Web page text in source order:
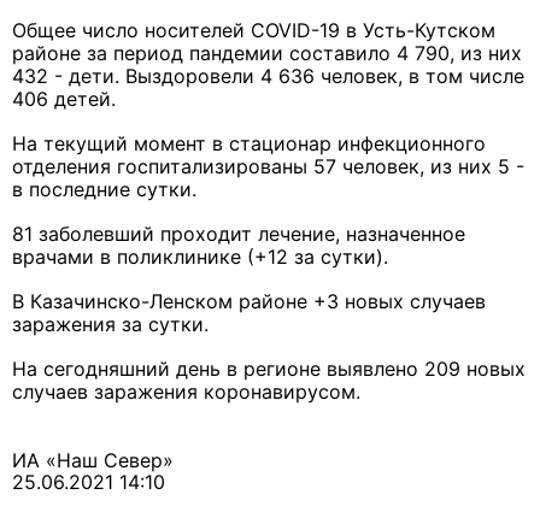
Общее число носителей СOVID-19 в Усть-Кутском
районе за период пандемии составило 4 790, из них
432 - дети. Выздоровели 4 636 человек, в том числе
406 детей.
На текущий момент в стационар инфекционного
отделения госпитализированы 57 человек, из них 5 -
в последние сутки.
81 заболевший проходит лечение, назначенное
врачами в поликлинике (+12 за сутки).
В Казачинско-Ленском районе +3 новых случаев
заражения за сутки.
На сегодняшний день в регионе выявлено 209 новых
случаев заражения коронавирусом.
ИА «Наш Север»
25.06.2021 14:10